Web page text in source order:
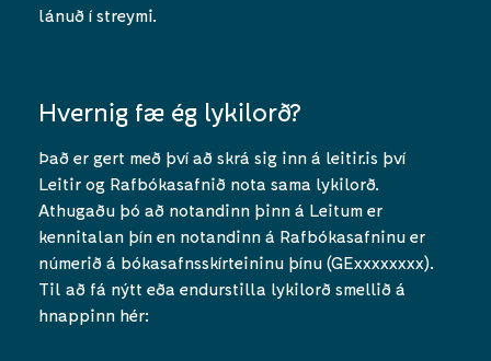
lánuð í streymi.
Hvernig fæ ég lykilorð?
Það er gert með því að skrá sig inn á leitir.is því
Leitir og Rafbókasafnið nota sama lykilorð.
Athugaðu þó að notandinn þinn á Leitum er
kennitalan þín en notandinn á Rafbókasafninu er
númerið á bókasafnsskírteininu þínu (GExxxxxxxx).
Til að fá nýtt eða endurstilla lykilorð smellið á
hnappinn hér: